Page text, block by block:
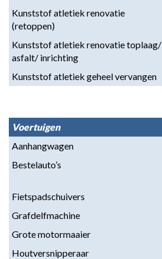
Kunststof atletiek renovatie
(retoppen)
Kunststof atletiek renovatie toplaag/
asfalt/ inrichting
Kunststof atletiek geheel vervangen
Voertuigen
Aanhangwagen
Bestelauto’s
Fietspadschuivers
Grafdelfmachine
Grote motormaaier
Houtversnipperaar